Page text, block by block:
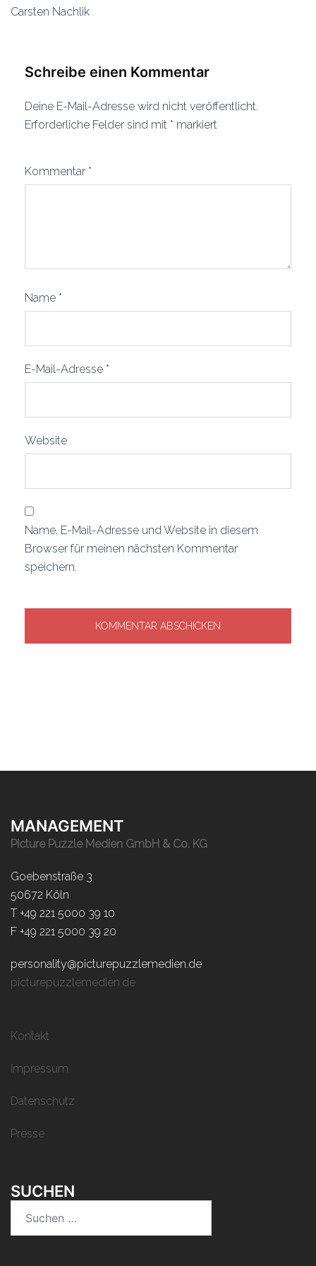
Carsten Nachlik
Schreibe einen Kommentar
Deine E-Mail-Adresse wird nicht veröffentlicht.
Erforderliche Felder sind mit * markiert
Kommentar *
Name *
E-Mail-Adresse *
Website
Name, E-Mail-Adresse und Website in diesem
Browser für meinen nächsten Kommentar
speichern.
MANAGEMENT
Picture Puzzle Medien GmbH & Co. KG
Goebenstraße 3
50672 Köln
T +49 221 5000 39 10
F +49 221 5000 39 20
personality@picturepuzzlemedien.de
picturepuzzlemedien.de
Kontakt
Impressum
Datenschutz
Presse
SUCHEN